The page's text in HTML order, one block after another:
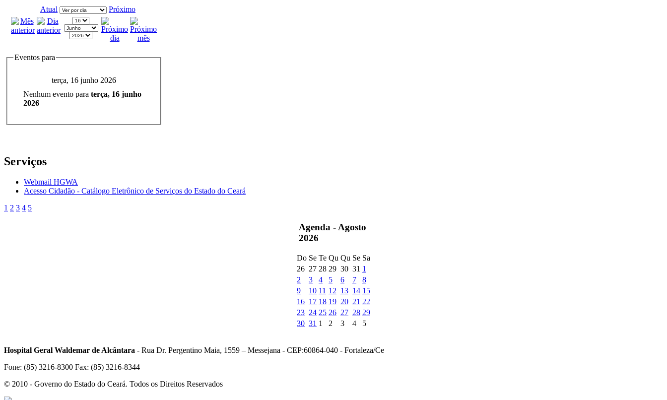
Atual Próximo
Eventos para
terça, 16 junho 2026
Nenhum evento para terça, 16 junho
2026
Serviços
Webmail HGWA
Acesso Cidadão - Catálogo Eletrônico de Serviços do Estado do Ceará
1 2 3 4 5
Agenda - Agosto
2026
Do Se Te Qu Qu Se Sa
26 27 28 29 30 31 1
2
3 4 5 6 7
8
9
10 11 12 13 14 15
16 17 18 19 20 21 22
23 24 25 26 27 28 29
30 31 1 2 3 4 5
Hospital Geral Waldemar de Alcântara - Rua Dr. Pergentino Maia, 1559 – Messejana - CEP:60864-040 - Fortaleza/Ce
Fone: (85) 3216-8300 Fax: (85) 3216-8344
© 2010 - Governo do Estado do Ceará. Todos os Direitos Reservados